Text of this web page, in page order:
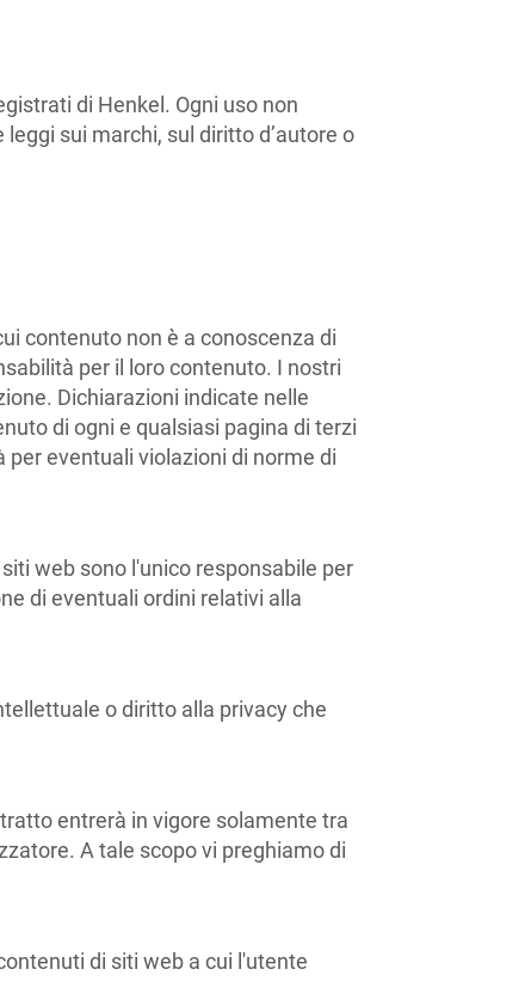
di Henkel. Ogni uso non
sui marchi, sul diritto d’autore o
contenuto non è a conoscenza di
per il loro contenuto. I nostri
Dichiarazioni indicate nelle
di ogni e qualsiasi pagina di terzi
eventuali violazioni di norme di
web sono l'unico responsabile per
di eventuali ordini relativi alla
o diritto alla privacy che
entrerà in vigore solamente tra
A tale scopo vi preghiamo di
di siti web a cui l'utente